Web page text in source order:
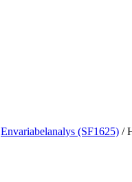
Envariabelanalys (SF1625) /